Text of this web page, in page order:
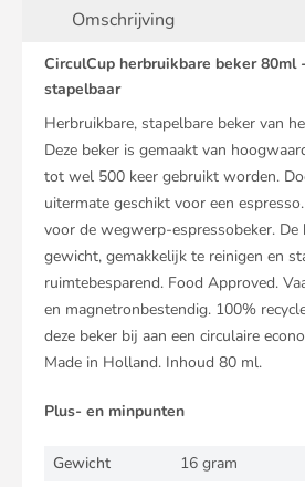
Omschrijving
CirculCup herbruikbare beker 80ml
stapelbaar
Herbruikbare, stapelbare beker van
Deze beker is gemaakt van
tot wel 500 keer gebruikt worden.
uitermate geschikt voor een
voor de wegwerp-espressobeker. De
gewicht, gemakkelijk te reinigen en
ruimtebesparend. Food Approved.
en magnetronbestendig. 100%
deze beker bij aan een circulaire
Made in Holland. Inhoud 80 ml.
Plus- en minpunten
Gewicht
16 gram